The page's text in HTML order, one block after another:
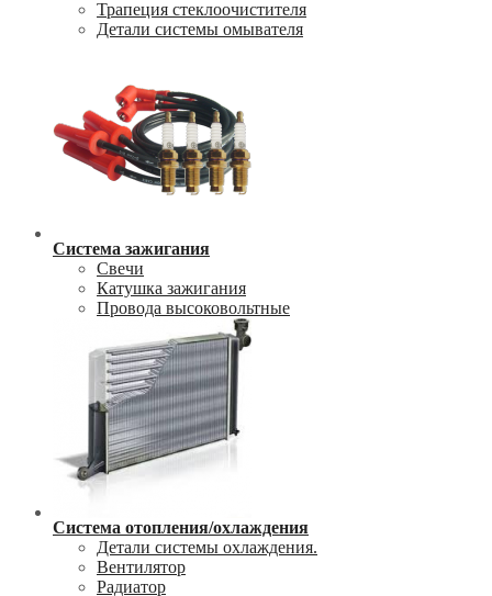
Трапеция стеклоочистителя
Детали системы омывателя
Система зажигания
Свечи
Катушка зажигания
Провода высоковольтные
Система отопления/охлаждения
Детали системы охлаждения.
Вентилятор
Радиатор